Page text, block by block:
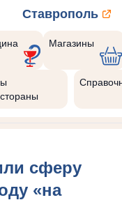
Ставрополь
Магазины
сферу
«на